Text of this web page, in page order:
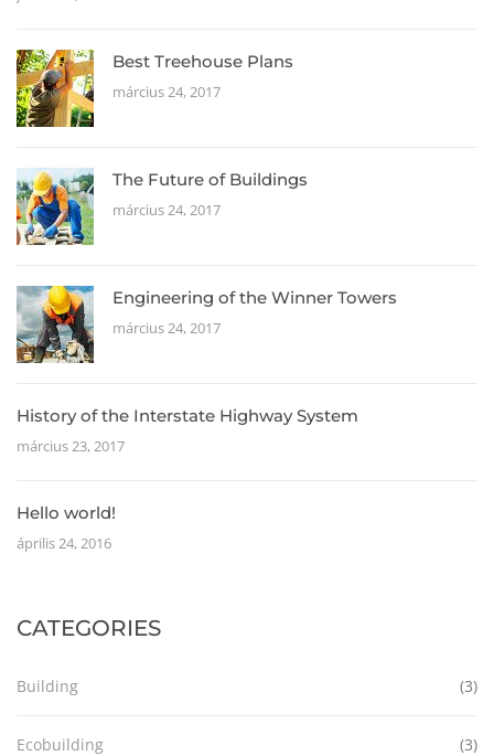
Best Treehouse Plans
március 24, 2017
The Future of Buildings
március 24, 2017
Engineering of the Winner Towers
március 24, 2017
History of the Interstate Highway System
március 23, 2017
Hello world!
április 24, 2016
CATEGORIES
Building (3)
Ecobuilding (3)